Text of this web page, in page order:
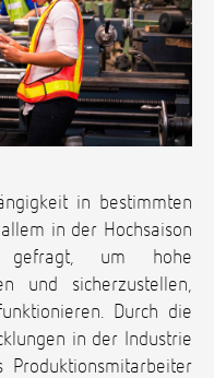
in bestimmten
in der Hochsaison
gefragt, um hohe
und sicherzustellen,
Durch die
in der Industrie
Produktionsmitarbeiter